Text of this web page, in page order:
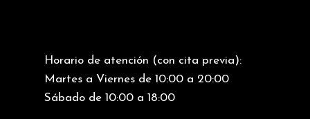
Horario de atención (con cita previa):
Martes a Viernes de 10:00 a 20:00
Sábado de 10:00 a 18:00